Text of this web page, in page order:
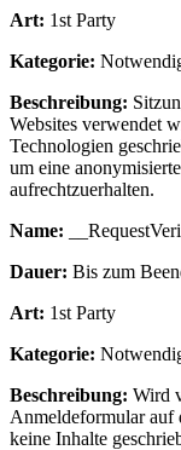
Art: 1st Party
Kategorie:
Beschreibung:
Websites verwendet
Technologien
um eine
aufrechtzuerhalten.
Name:
Dauer: Bis zum
Art: 1st Party
Kategorie:
Beschreibung: Wird
Anmeldeformular auf
keine Inhalte